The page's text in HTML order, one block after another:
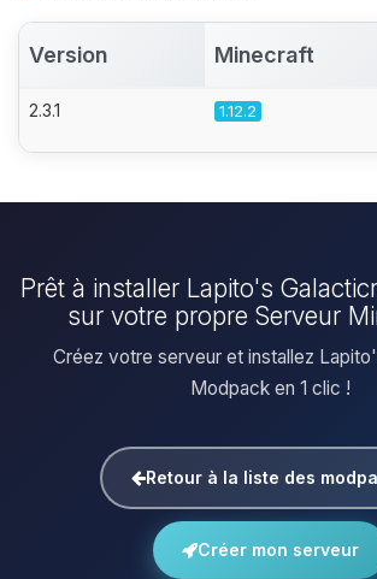
Version Minecraft
2.3.1 1.12.2
Prêt à installer Lapito's
sur votre propre Serveur
Créez votre serveur et installez
Modpack en 1 clic !
Retour à la liste des
Créer mon serveur